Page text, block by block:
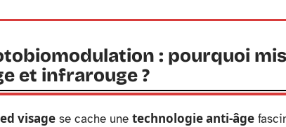
: pourquoi
et infrarouge ?
visage se cache une technologie anti-âge